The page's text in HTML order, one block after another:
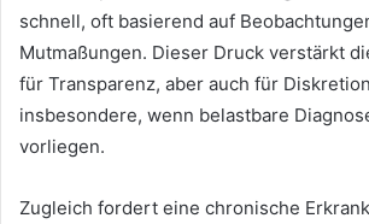
schnell, oft basierend auf
Mutmaßungen. Dieser Druck verstärkt
für Transparenz, aber auch für
insbesondere, wenn belastbare
vorliegen.
Zugleich fordert eine chronische